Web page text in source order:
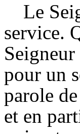
Le
service.
pour un
parole
et en